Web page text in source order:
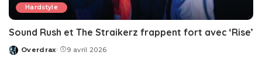
Hardstyle
Sound Rush et The Straikerz frappent fort avec ‘Rise’
Posted
Overdrax 9 avril 2026